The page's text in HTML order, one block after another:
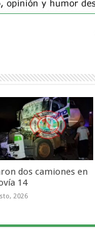
dos camiones en
14
2026